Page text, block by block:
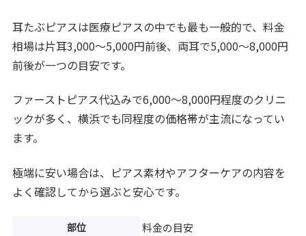
耳たぶピアスは医療ピアスの中でも最も一般的で、料金
相場は片耳3,000〜5,000円前後、両耳で5,000〜8,000円
前後が一つの目安です。
ファーストピアス代込みで6,000〜8,000円程度のクリニ
ックが多く、横浜でも同程度の価格帯が主流になってい
ます。
極端に安い場合は、ピアス素材やアフターケアの内容を
よく確認してから選ぶと安心です。
部位 料金の目安